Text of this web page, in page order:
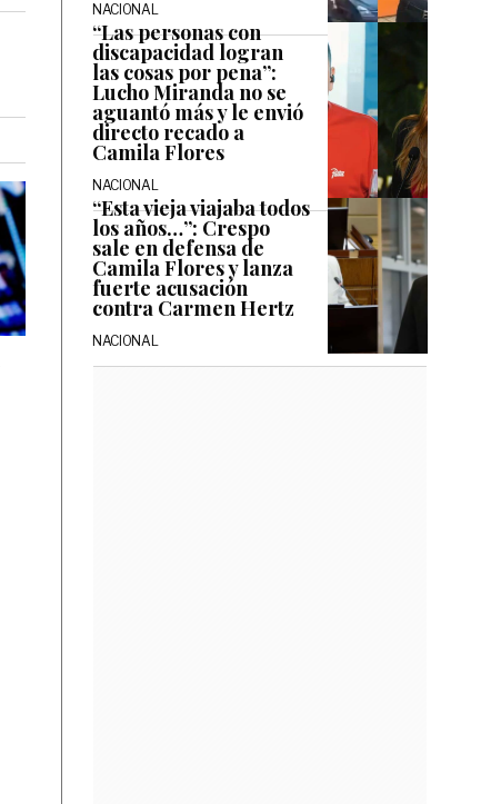
NACIONAL
“Las personas con
discapacidad logran
las cosas por pena”:
Lucho Miranda no se
aguantó más y le envió
directo recado a
Camila Flores
NACIONAL
“Esta vieja viajaba todos
los años…”: Crespo
sale en defensa de
Camila Flores y lanza
fuerte acusación
contra Carmen Hertz
NACIONAL